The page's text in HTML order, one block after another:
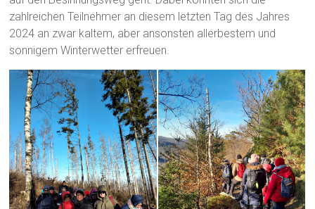
zahlreichen Teilnehmer an diesem letzten Tag des Jahres
2024 an zwar kaltem, aber ansonsten allerbestem und
sonnigem Winterwetter erfreuen.